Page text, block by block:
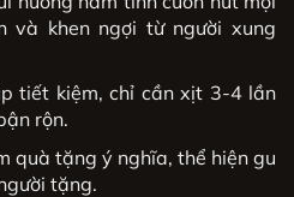
và khen ngợi từ người xung
tiết kiệm, chỉ cần xịt 3-4 lần
rộn.
quà tặng ý nghĩa, thể hiện gu
tặng.